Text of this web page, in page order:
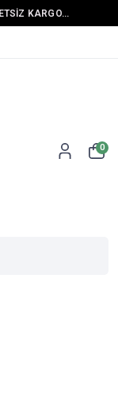
KARGO...
0